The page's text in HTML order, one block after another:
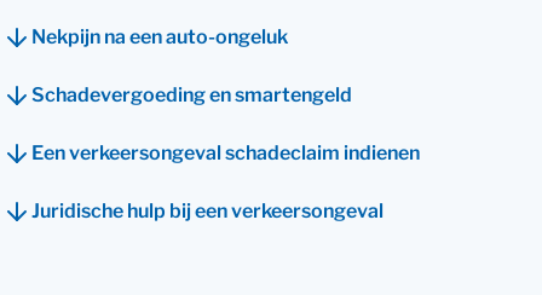
Nekpijn na een auto-ongeluk
Schadevergoeding en smartengeld
Een verkeersongeval schadeclaim indienen
Juridische hulp bij een verkeersongeval